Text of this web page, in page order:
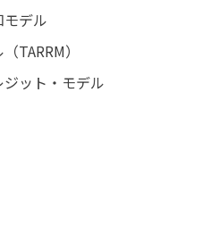
デル
TARRM）
ット・モデル